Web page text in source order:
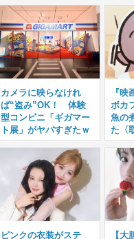
カメラに映らなけれ
ば“盗み”OK！ 体験
型コンビニ「ギガマー
ト展」がヤバすぎたｗ
『映
ボカ
魚の
た〈
ピンクの衣装がステ 【大